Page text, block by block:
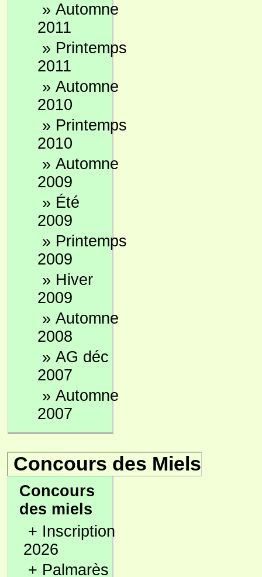
» Automne
2011
» Printemps
2011
» Automne
2010
» Printemps
2010
» Automne
2009
» Été
2009
» Printemps
2009
» Hiver
2009
» Automne
2008
» AG déc
2007
» Automne
2007
Concours des Miels
Concours
des miels
+ Inscription
2026
+ Palmarès